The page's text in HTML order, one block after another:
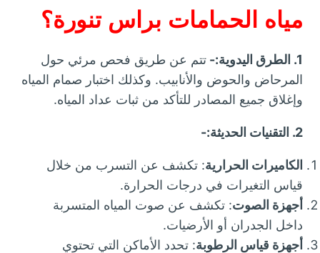
مياه الحمامات براس تنورة؟
1. الطرق اليدوية:-
تتم عن طريق فحص مرئي حول
المرحاض والحوض والأنابيب. وكذلك اختبار صمام المياه
وإغلاق جميع المصادر للتأكد من ثبات عداد المياه.
2. التقنيات الحديثة:-
الكاميرات الحرارية: تكشف عن التسرب من خلال
قياس التغيرات في درجات الحرارة.
أجهزة الصوت: تكشف عن صوت المياه المتسربة
داخل الجدران أو الأرضيات.
أجهزة قياس الرطوبة: تحدد الأماكن التي تحتوي